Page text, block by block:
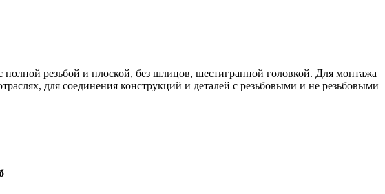
резьбой и плоской, без шлицов, шестигранной головкой. Для монтажа
для соединения конструкций и деталей с резьбовыми и не резьбовыми